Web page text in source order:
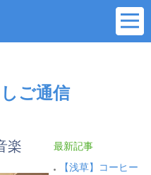
ご通信
楽
最新記事
【浅草】コーヒー